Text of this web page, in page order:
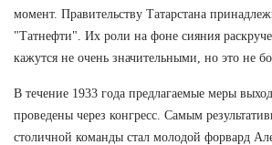
момент. Правительству Татарстана
"Татнефти". Их роли на фоне сияния
кажутся не очень значительными, но это не
В течение 1933 года предлагаемые меры
проведены через конгресс. Самым
столичной команды стал молодой форвард